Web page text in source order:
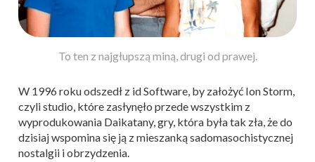
To ten z najgłupszą miną, drugi od prawej.
W 1996 roku odszedł z id Software, by założyć Ion Storm,
czyli studio, które zasłynęło przede wszystkim z
wyprodukowania Daikatany, gry, która była tak zła, że do
dzisiaj wspomina się ją z mieszanką sadomasochistycznej
nostalgii i obrzydzenia.